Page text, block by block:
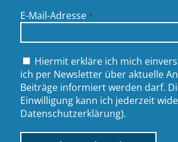
E-Mail-Adresse *
Hiermit erkläre ich mich
ich per Newsletter über aktuelle
Beiträge informiert werden darf.
Einwilligung kann ich jederzeit
Datenschutzerklärung).